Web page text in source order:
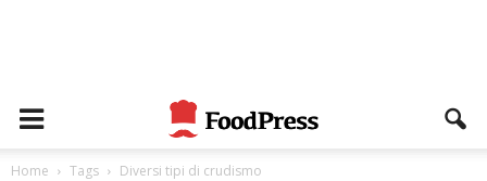
Home Tags Diversi tipi di crudismo